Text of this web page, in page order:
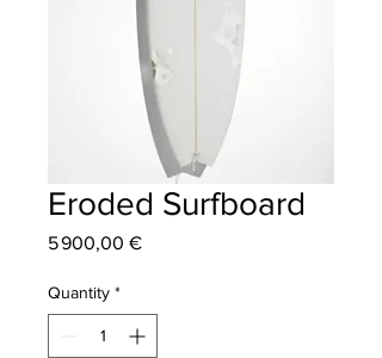
Eroded Surfboard
5 900,00 €Price
Quantity *